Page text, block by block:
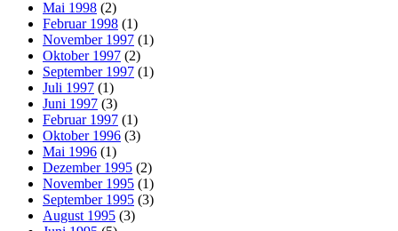
Mai 1998 (2)
Februar 1998 (1)
November 1997 (1)
Oktober 1997 (2)
September 1997 (1)
Juli 1997 (1)
Juni 1997 (3)
Februar 1997 (1)
Oktober 1996 (3)
Mai 1996 (1)
Dezember 1995 (2)
November 1995 (1)
September 1995 (3)
August 1995 (3)